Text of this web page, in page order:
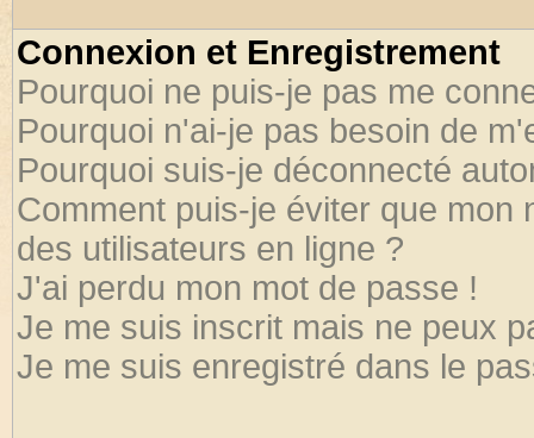
Connexion et Enregistrement
Pourquoi ne puis-je pas me
Pourquoi n'ai-je pas besoin de
Pourquoi suis-je déconnecté
Comment puis-je éviter que mon
des utilisateurs en ligne ?
J'ai perdu mon mot de passe !
Je me suis inscrit mais ne peux
Je me suis enregistré dans le